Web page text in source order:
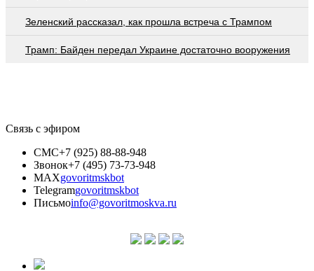
Зеленский рассказал, как прошла встреча с Трампом
Трамп: Байден передал Украине достаточно вооружения
Связь с эфиром
СМС+7 (925) 88-88-948
Звонок+7 (495) 73-73-948
MAXgovoritmskbot
Telegramgovoritmskbot
Письмоinfo@govoritmoskva.ru